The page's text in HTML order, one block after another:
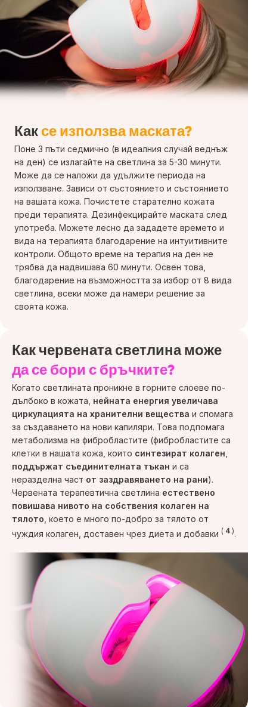
Как се използва маската?
Поне 3 пъти седмично (в идеалния случай веднъж
на ден) се излагайте на светлина за 5-30 минути.
Може да се наложи да удължите периода на
използване. Зависи от състоянието и състоянието
на вашата кожа. Почистете старателно кожата
преди терапията. Дезинфекцирайте маската след
употреба. Можете лесно да зададете времето и
вида на терапията благодарение на интуитивните
контроли. Общото време на терапия на ден не
трябва да надвишава 60 минути. Освен това,
благодарение на възможността за избор от 8 вида
светлина, всеки може да намери решение за
своята кожа.
Как червената светлина може
да се бори с бръчките?
Когато светлината проникне в горните слоеве по-
дълбоко в кожата, нейната енергия увеличава
циркулацията на хранителни вещества и спомага
за създаването на нови капиляри. Това подпомага
метаболизма на фибробластите (фибробластите са
клетки в нашата кожа, които синтезират колаген
поддържат съединителната тъкан и са
неразделна част от заздравяването на рани).
Червената терапевтична светлина естествено
повишава нивото на собствения колаген на
тялото , което е много по-добро за тялото от
чуждия колаген, доставен чрез диета и добавки ( 4 ).